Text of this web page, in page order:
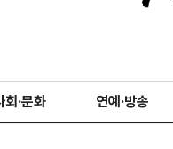
회·문화 연예·방송